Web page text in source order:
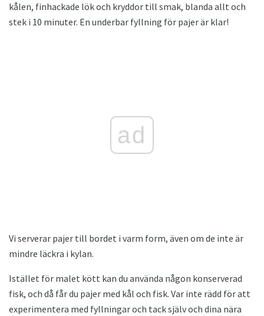
kålen, finhackade lök och kryddor till smak, blanda allt och
stek i 10 minuter. En underbar fyllning för pajer är klar!
ad
Vi serverar pajer till bordet i varm form, även om de inte är
mindre läckra i kylan.
Istället för malet kött kan du använda någon konserverad
fisk, och då får du pajer med kål och fisk. Var inte rädd för att
experimentera med fyllningar och tack själv och dina nära